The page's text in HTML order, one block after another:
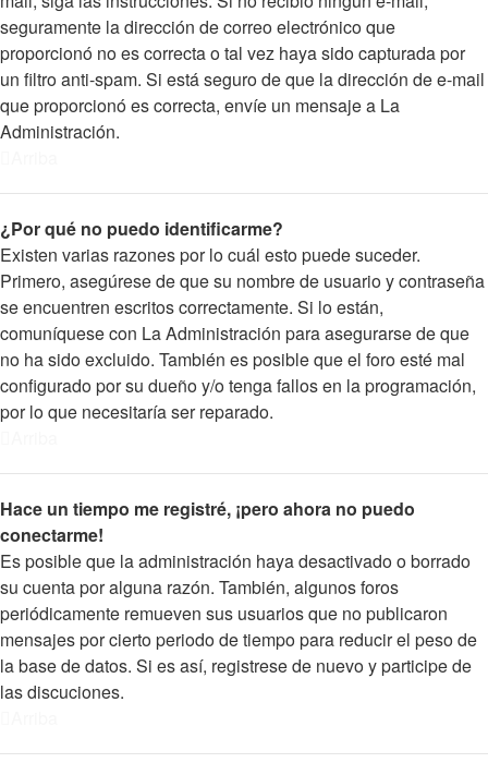
seguramente la dirección de correo electrónico que
proporcionó no es correcta o tal vez haya sido capturada por
un filtro anti-spam. Si está seguro de que la dirección de e-mail
que proporcionó es correcta, envíe un mensaje a La
Administración.
¿Por qué no puedo identificarme?
Existen varias razones por lo cuál esto puede suceder.
Primero, asegúrese de que su nombre de usuario y contraseña
se encuentren escritos correctamente. Si lo están,
comuníquese con La Administración para asegurarse de que
no ha sido excluido. También es posible que el foro esté mal
configurado por su dueño y/o tenga fallos en la programación,
por lo que necesitaría ser reparado.
Hace un tiempo me registré, ¡pero ahora no puedo
conectarme!
Es posible que la administración haya desactivado o borrado
su cuenta por alguna razón. También, algunos foros
periódicamente remueven sus usuarios que no publicaron
mensajes por cierto periodo de tiempo para reducir el peso de
la base de datos. Si es así, registrese de nuevo y participe de
las discuciones.